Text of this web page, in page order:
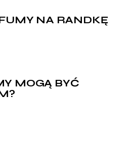
NA RANDKĘ
MOGĄ BYĆ